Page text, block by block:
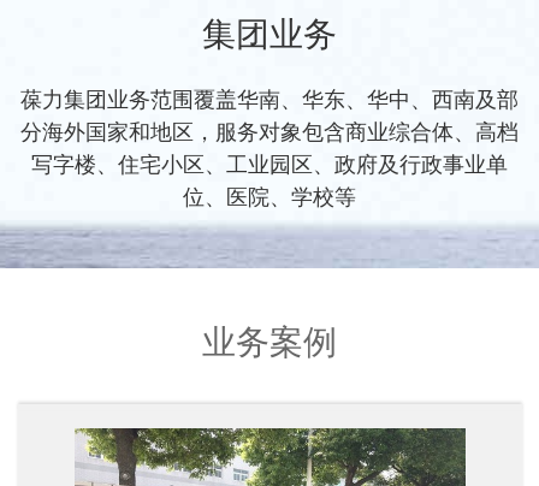
集团业务
葆力集团业务范围覆盖华南、华东、华中、西南及部
分海外国家和地区，服务对象包含商业综合体、高档
写字楼、住宅小区、工业园区、政府及行政事业单
位、医院、学校等
业务案例